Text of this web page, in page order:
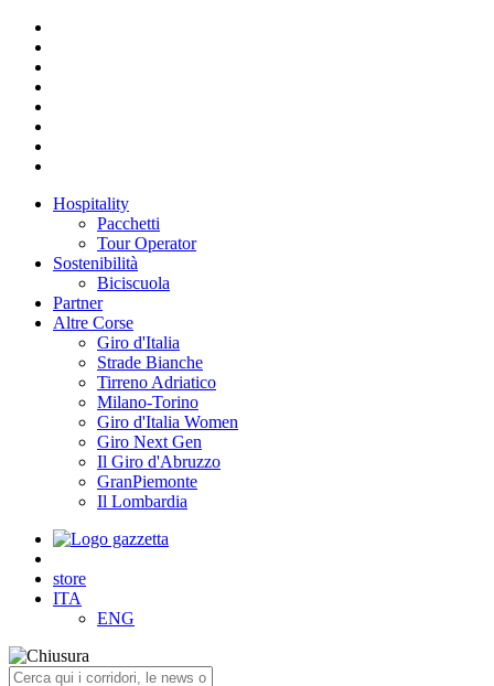
Hospitality
Pacchetti
Tour Operator
Sostenibilità
Biciscuola
Partner
Altre Corse
Giro d'Italia
Strade Bianche
Tirreno Adriatico
Milano-Torino
Giro d'Italia Women
Giro Next Gen
Il Giro d'Abruzzo
GranPiemonte
Il Lombardia
store
ITA
ENG